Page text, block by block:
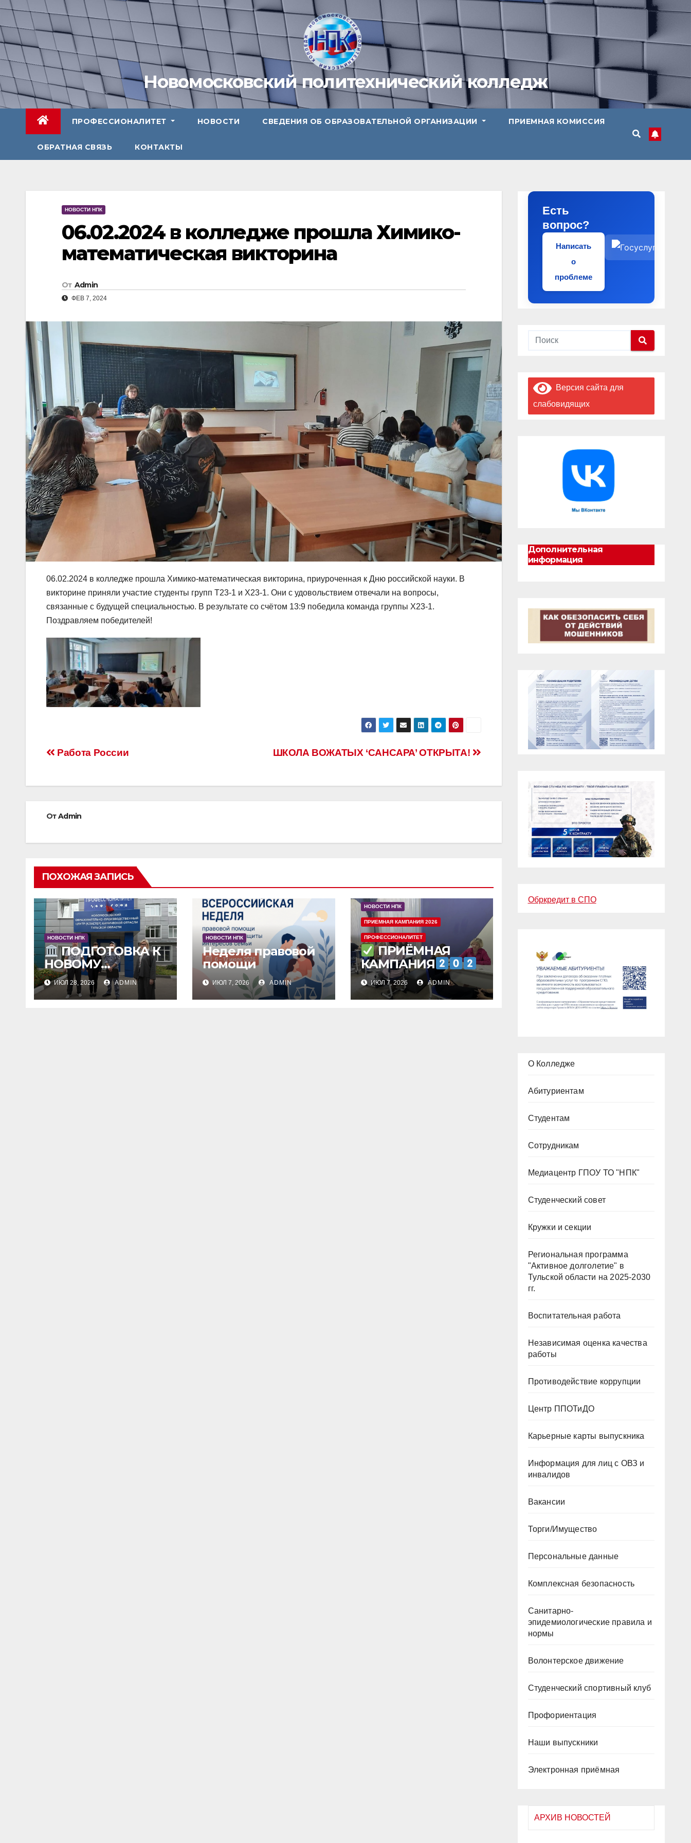
Перейти
содержимому
Новомосковский политехнический колледж
ПРОФЕССИОНАЛИТЕТ НОВОСТИ СВЕДЕНИЯ ОБ ОБРАЗОВАТЕЛЬНОЙ ОРГАНИЗАЦИИ ПРИЕМНАЯ КОМИССИЯ
ОБРАТНАЯ СВЯЗЬ КОНТАКТЫ
НОВОСТИ НПК
06.02.2024 в колледже прошла Химико-
математическая викторина
От Admin
ФЕВ 7, 2024
06.02.2024 в колледже прошла Химико-математическая викторина, приуроченная к Дню российской науки. В
викторине приняли участие студенты групп Т23-1 и Х23-1. Они с удовольствием отвечали на вопросы,
связанные с будущей специальностью. В результате со счётом 13:9 победила команда группы Х23-1.
Поздравляем победителей!
Навигация
ШКОЛА ВОЖАТЫХ ‘САНСАРА’ ОТКРЫТА!
Работа России
ОтAdmin
ПОХОЖАЯ ЗАПИСЬ
НОВОСТИ НПК
ПОДГОТОВКА К
НОВОМУ
УЧЕБНОМУ ГОДУ
ИЮЛ 28, 2026 ADMIN
НОВОСТИ НПК
Неделя правовой
помощи
ИЮЛ 7, 2026 ADMIN
НОВОСТИ НПК
ПРИЕМНАЯ КАМПАНИЯ 2026
ПРОФЕССИОНАЛИТЕТ
ПРИЁМНАЯ
КАМПАНИЯ
ИЮЛ 7, 2026 ADMIN
Есть
вопрос?
Написать
о
проблеме
Версия сайта для
слабовидящих
Дополнительная
информация
Обркредит в СПО
О Колледже
Абитуриентам
Студентам
Сотрудникам
Медиацентр ГПОУ ТО "НПК"
Студенческий совет
Кружки и секции
Региональная программа
"Активное долголетие" в
Тульской области на 2025-2030
гг.
Воспитательная работа
Независимая оценка качества
работы
Противодействие коррупции
Центр ППОТиДО
Карьерные карты выпускника
Информация для лиц с ОВЗ и
инвалидов
Вакансии
Торги/Имущество
Персональные данные
Комплексная безопасность
Санитарно-
эпидемиологические правила и
нормы
Волонтерское движение
Студенческий спортивный клуб
Профориентация
Наши выпускники
Электронная приёмная
АРХИВ НОВОСТЕЙ